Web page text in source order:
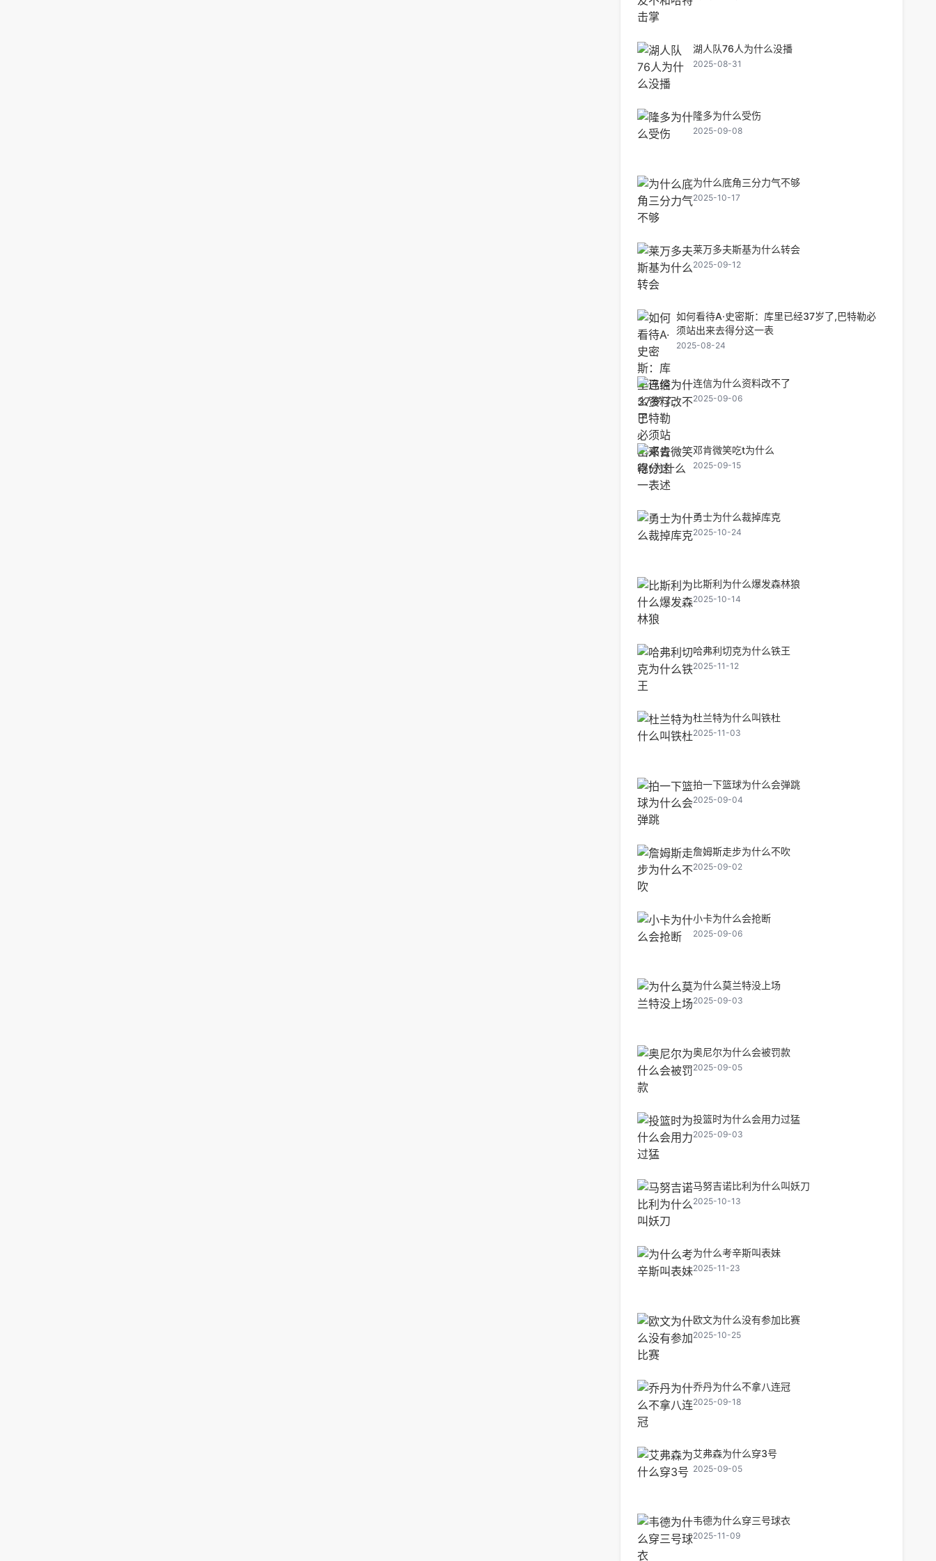
湖人队76人为什么没播
2025-08-31
隆多为什么受伤
2025-09-08
为什么底角三分力气不够
2025-10-17
莱万多夫斯基为什么转会
2025-09-12
如何看待A·史密斯：库里已经37岁了,巴特勒必
须站出来去得分这一表
2025-08-24
连信为什么资料改不了
2025-09-06
邓肯微笑吃t为什么
2025-09-15
勇士为什么裁掉库克
2025-10-24
比斯利为什么爆发森林狼
2025-10-14
哈弗利切克为什么铁王
2025-11-12
杜兰特为什么叫铁杜
2025-11-03
拍一下篮球为什么会弹跳
2025-09-04
詹姆斯走步为什么不吹
2025-09-02
小卡为什么会抢断
2025-09-06
为什么莫兰特没上场
2025-09-03
奥尼尔为什么会被罚款
2025-09-05
投篮时为什么会用力过猛
2025-09-03
马努吉诺比利为什么叫妖刀
2025-10-13
为什么考辛斯叫表妹
2025-11-23
欧文为什么没有参加比赛
2025-10-25
乔丹为什么不拿八连冠
2025-09-18
艾弗森为什么穿3号
2025-09-05
韦德为什么穿三号球衣
2025-11-09